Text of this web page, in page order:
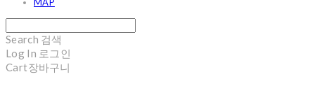
Search 검색
Log In 로그인
Cart장바구니